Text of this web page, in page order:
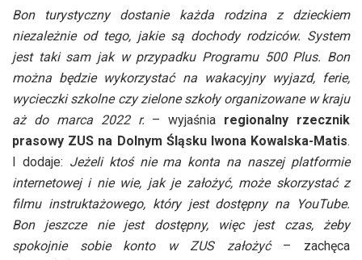
Bon turystyczny dostanie każda rodzina z dzieckiem
niezależnie od tego, jakie są dochody rodziców. System
jest taki sam jak w przypadku Programu 500 Plus. Bon
można będzie wykorzystać na wakacyjny wyjazd, ferie,
wycieczki szkolne czy zielone szkoły organizowane w kraju
aż do marca 2022 r.– wyjaśnia regionalny rzecznik
prasowy ZUS na Dolnym Śląsku Iwona Kowalska-Matis.
I dodaje: Jeżeli ktoś nie ma konta na naszej platformie
internetowej i nie wie, jak je założyć, może skorzystać z
filmu instruktażowego, który jest dostępny na YouTube.
Bon jeszcze nie jest dostępny, więc jest czas, żeby
spokojnie sobie konto w ZUS założyć– zachęca